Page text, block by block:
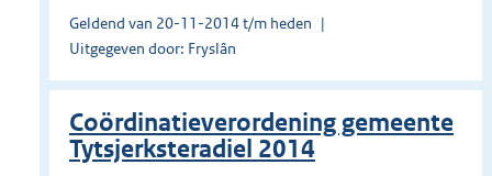
Geldend van 20-11-2014 t/m heden
Uitgegeven door: Fryslân
Coördinatieverordening gemeente
Tytsjerksteradiel 2014